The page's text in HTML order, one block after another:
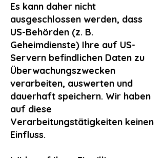
Es kann daher nicht
ausgeschlossen werden, dass
US-Behörden (z. B.
Geheimdienste) Ihre auf US-
Servern befindlichen Daten zu
Überwachungszwecken
verarbeiten, auswerten und
dauerhaft speichern. Wir haben
auf diese
Verarbeitungstätigkeiten keinen
Einfluss.